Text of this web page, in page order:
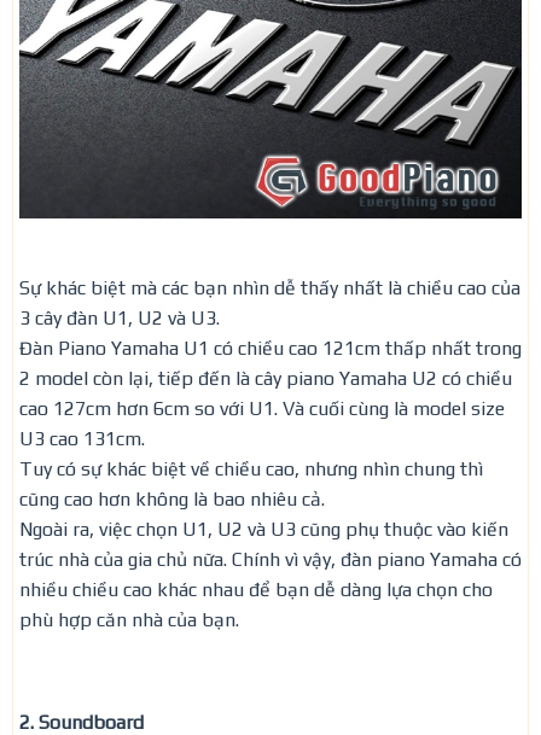
Sự khác biệt mà các bạn nhìn dễ thấy nhất là chiều cao của
3 cây đàn U1, U2 và U3.
Đàn Piano Yamaha U1 có chiều cao 121cm thấp nhất trong
2 model còn lại, tiếp đến là cây piano Yamaha U2 có chiều
cao 127cm hơn 6cm so với U1. Và cuối cùng là model size
U3 cao 131cm.
Tuy có sự khác biệt về chiều cao, nhưng nhìn chung thì
cũng cao hơn không là bao nhiêu cả.
Ngoài ra, việc chọn U1, U2 và U3 cũng phụ thuộc vào kiến
trúc nhà của gia chủ nữa. Chính vì vậy, đàn piano Yamaha có
nhiều chiều cao khác nhau để bạn dễ dàng lựa chọn cho
phù hợp căn nhà của bạn.
2. Soundboard